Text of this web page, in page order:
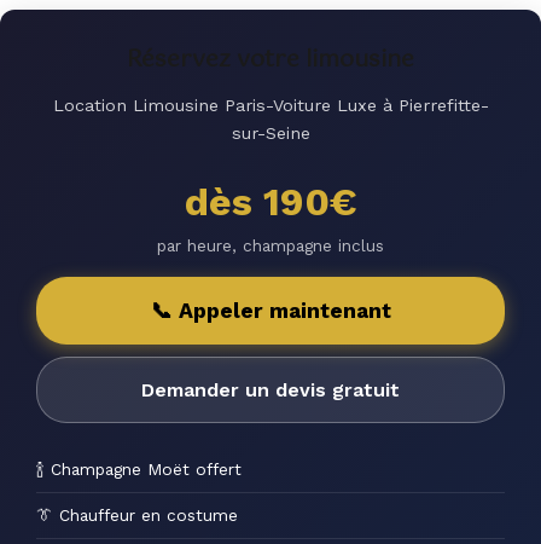
Réservez votre limousine
Location Limousine Paris-Voiture Luxe à Pierrefitte-
sur-Seine
dès 190€
par heure, champagne inclus
📞 Appeler maintenant
Demander un devis gratuit
🍾 Champagne Moët offert
👔 Chauffeur en costume